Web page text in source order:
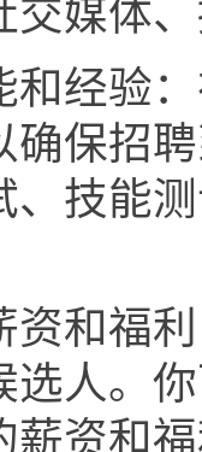
交媒体
和经验
确保招
、技能
资和福
选人。
薪资和